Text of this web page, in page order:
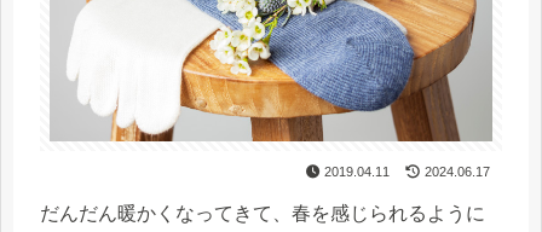
2019.04.11 2024.06.17
だんだん暖かくなってきて、春を感じられるように